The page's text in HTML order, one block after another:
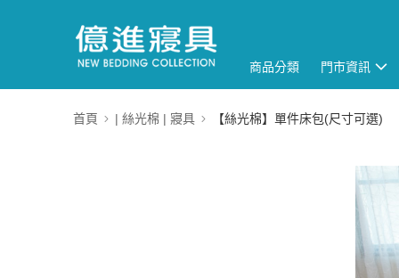
商品分類 門市資訊
首頁 | 絲光棉 | 寢具 【絲光棉】單件床包(尺寸可選)